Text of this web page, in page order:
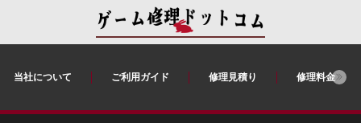
当社について ご利用ガイド 修理見積り 修理料金